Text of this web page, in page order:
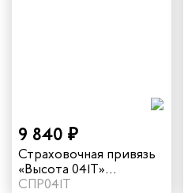
9 840 ₽
Страховочная привязь
«Высота 041Т»
искробезопасная vst
СПР041Т